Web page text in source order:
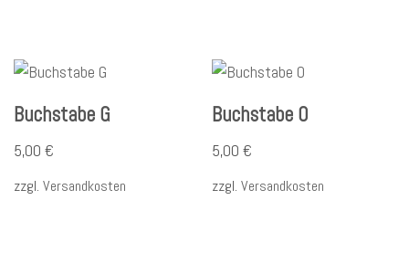
Buchstabe G
5,00 €
zzgl. Versandkosten
Buchstabe O
5,00€
zzgl.Versandkosten